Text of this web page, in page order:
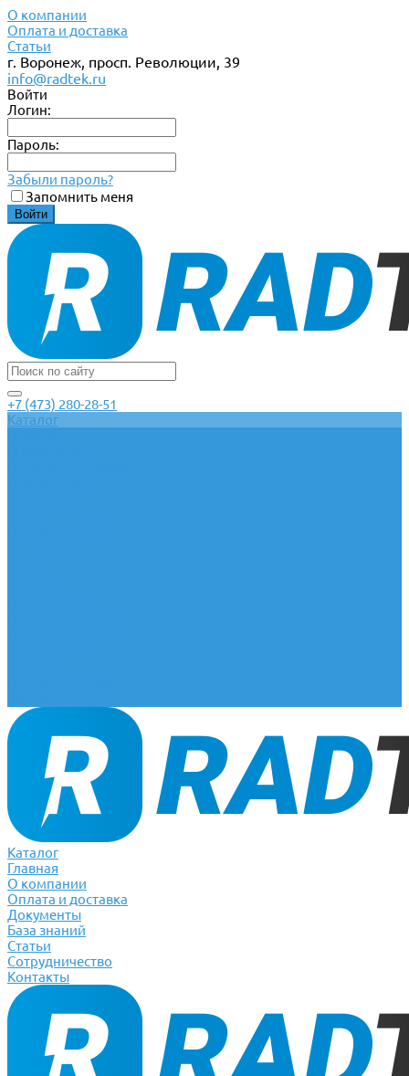
О компании
Оплата и доставка
Статьи
г. Воронеж, просп. Революции, 39
info@radtek.ru
Войти
Логин:
Пароль:
Забыли пароль?
Запомнить меня
+7 (473) 280-28-51
Каталог
Каталог
Главная
О компании
Оплата и доставка
Документы
База знаний
Статьи
Сотрудничество
Контакты